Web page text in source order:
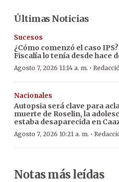
Últimas Noticias
Sucesos
¿Cómo comenzó el caso
Fiscalía lo tenía desde hace
Agosto 7, 2026 11:14 a. m. ·
Nacionales
Autopsia será clave para
muerte de Roselin, la
estaba desaparecida en
Agosto 7, 2026 10:21 a. m. ·
Notas más leídas